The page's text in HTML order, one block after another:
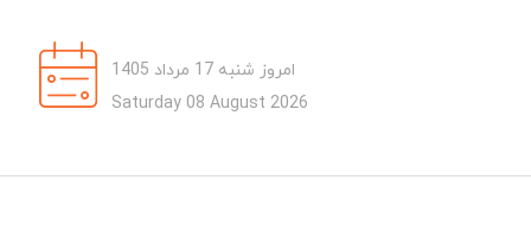
امروز شنبه 17 مرداد 1405
Saturday 08 August 2026